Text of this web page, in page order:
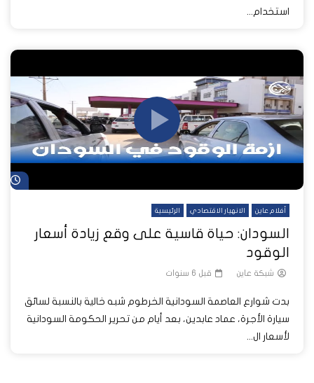
استخدام...
أفلام عاين الانهيار الاقتصادي الرئيسية
السودان: حياة قاسية على وقع زيادة أسعار
الوقود
شبكة عاين قبل 6 سنوات
بدت شوارع العاصمة السودانية الخرطوم شبه خالية بالنسبة لسائق
سيارة الأجرة، عماد عابدين، بعد أيام من تحرير الحكومة السودانية
لأسعار ال...